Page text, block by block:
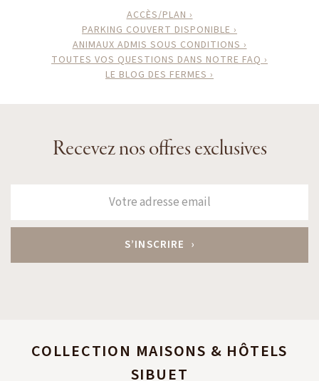
Recevez nos offres exclusives
ACCÈS/PLAN ›
PARKING COUVERT DISPONIBLE ›
ANIMAUX ADMIS SOUS CONDITIONS ›
TOUTES VOS QUESTIONS DANS NOTRE FAQ ›
LE BLOG DES FERMES ›
COLLECTION MAISONS & HÔTELS
SIBUET